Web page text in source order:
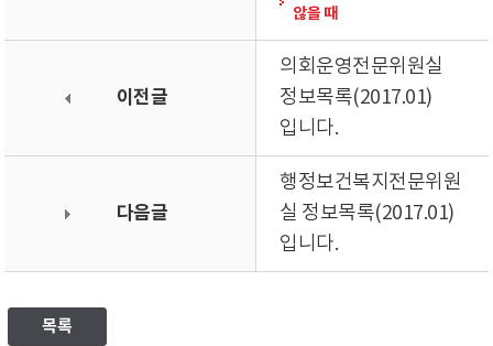
않을 때
이전글
의회운영전문위원실
정보목록(2017.01)
입니다.
다음글
행정보건복지전문위원
실 정보목록(2017.01)
입니다.
목록